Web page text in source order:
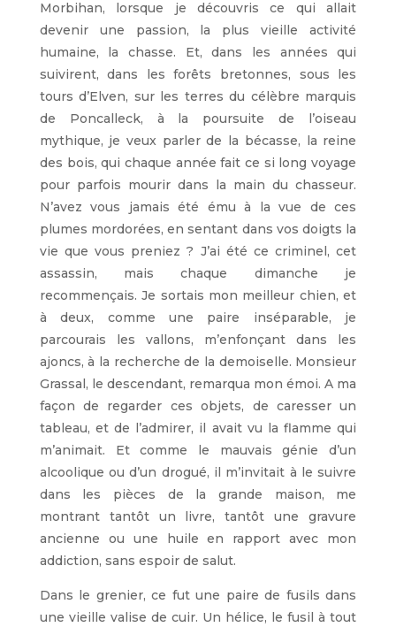
Morbihan, lorsque je découvris ce qui allait
devenir une passion, la plus vieille activité
humaine, la chasse. Et, dans les années qui
suivirent, dans les forêts bretonnes, sous les
tours d’Elven, sur les terres du célèbre marquis
de Poncalleck, à la poursuite de l’oiseau
mythique, je veux parler de la bécasse, la reine
des bois, qui chaque année fait ce si long voyage
pour parfois mourir dans la main du chasseur.
N’avez vous jamais été ému à la vue de ces
plumes mordorées, en sentant dans vos doigts la
vie que vous preniez ? J’ai été ce criminel, cet
assassin, mais chaque dimanche je
recommençais. Je sortais mon meilleur chien, et
à deux, comme une paire inséparable, je
parcourais les vallons, m’enfonçant dans les
ajoncs, à la recherche de la demoiselle. Monsieur
Grassal, le descendant, remarqua mon émoi. A ma
façon de regarder ces objets, de caresser un
tableau, et de l’admirer, il avait vu la flamme qui
m’animait. Et comme le mauvais génie d’un
alcoolique ou d’un drogué, il m’invitait à le suivre
dans les pièces de la grande maison, me
montrant tantôt un livre, tantôt une gravure
ancienne ou une huile en rapport avec mon
addiction, sans espoir de salut.
Dans le grenier, ce fut une paire de fusils dans
une vieille valise de cuir. Un hélice, le fusil à tout